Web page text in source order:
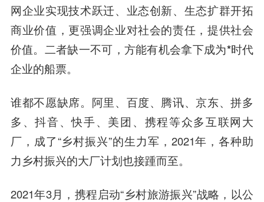
网企业实现技术跃迁、业态创新、生态扩群开拓
商业价值 ，更强调企业对社会的责任，提供社会
价值。二者缺一不可，方能有机会拿下成为*时代
企业的船票。
谁都不愿缺席。 阿里、百度、腾讯、京东、拼多
多、抖音、快手、美团、携程等众多互联网大
厂，成了“乡村振兴”的生力军，2021年，各种助
力乡村振兴的大厂计划也接踵而至。
2021年3月，携程启动“乡村旅游振兴”战略，以公